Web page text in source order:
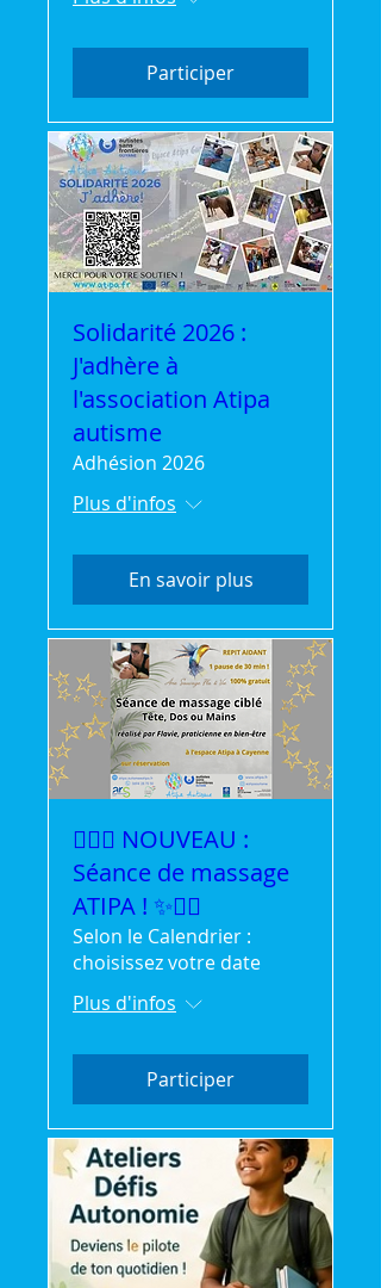
Participer
Solidarité 2026 :
J'adhère à
l'association Atipa
autisme
Adhésion 2026
Plus d'infos
En savoir plus
💆‍♀️✨ NOUVEAU :
Séance de massage
ATIPA ! ✨💆‍♂️
Selon le Calendrier :
choisissez votre date
Plus d'infos
Participer